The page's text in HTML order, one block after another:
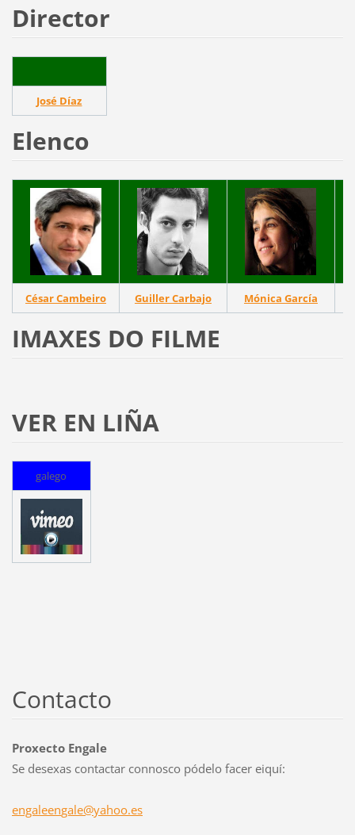
Director
José Díaz
Elenco
César Cambeiro Guiller Carbajo Mónica García
IMAXES DO FILME
VER EN LIÑA
galego
Contacto
Proxecto Engale
Se desexas contactar connosco pódelo facer eiquí:
engaleengale@yahoo.es